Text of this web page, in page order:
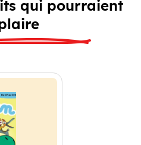
qui pourraient